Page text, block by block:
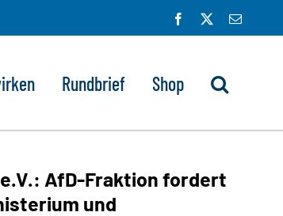
Facebook
E-
Rundbrief Shop
AfD-Fraktion fordert
und